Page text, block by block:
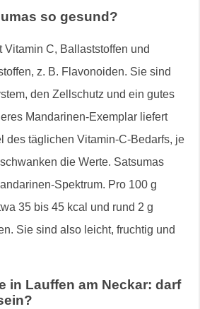
so gesund?
Vitamin C, Ballaststoffen und
z. B. Flavonoiden. Sie sind
den Zellschutz und ein gutes
Mandarinen-Exemplar liefert
des täglichen Vitamin-C-Bedarfs, je
die Werte. Satsumas
Spektrum. Pro 100 g
35 bis 45 kcal und rund 2 g
Sie sind also leicht, fruchtig und
in Lauffen am Neckar: darf